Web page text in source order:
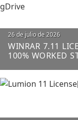
26 de julio de 2026
WINRAR 7.11
100% WORKED